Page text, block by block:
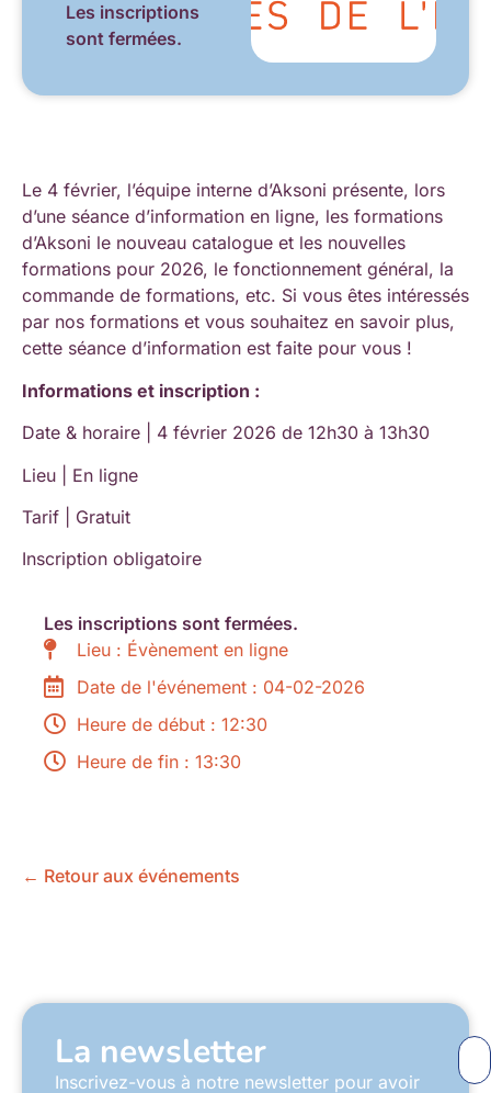
Les inscriptions
sont fermées.
Le 4 février, l’équipe interne d’Aksoni présente, lors
d’une séance d’information en ligne, les formations
d’Aksoni le nouveau catalogue et les nouvelles
formations pour 2026, le fonctionnement général, la
commande de formations, etc. Si vous êtes intéressés
par nos formations et vous souhaitez en savoir plus,
cette séance d’information est faite pour vous !
Informations et inscription :
Date & horaire | 4 février 2026 de 12h30 à 13h30
Lieu | En ligne
Tarif | Gratuit
Inscription obligatoire
Les inscriptions sont fermées.
Lieu : Évènement en ligne
Date de l'événement : 04-02-2026
Heure de début : 12:30
Heure de fin : 13:30
← Retour aux événements
La newsletter
Inscrivez-vous à notre newsletter pour avoir